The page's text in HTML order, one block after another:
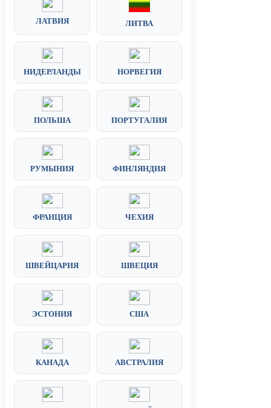
ЛАТВИЯ ЛИТВА
НИДЕРЛАНДЫ НОРВЕГИЯ
ПОЛЬША ПОРТУГАЛИЯ
РУМЫНИЯ ФИНЛЯНДИЯ
ФРАНЦИЯ ЧЕХИЯ
ШВЕЙЦАРИЯ ШВЕЦИЯ
ЭСТОНИЯ США
КАНАДА АВСТРАЛИЯ